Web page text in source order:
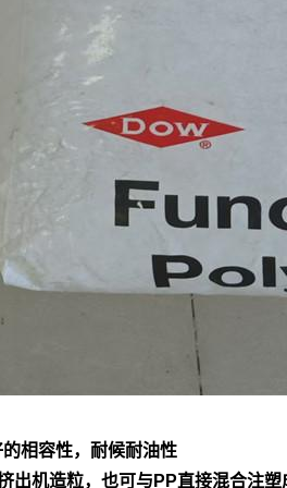
相容性，耐候耐油性
出机造粒，也可与PP直接混合注塑